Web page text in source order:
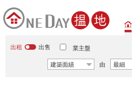
出租 出售 業主盤
建築面績 由 最細